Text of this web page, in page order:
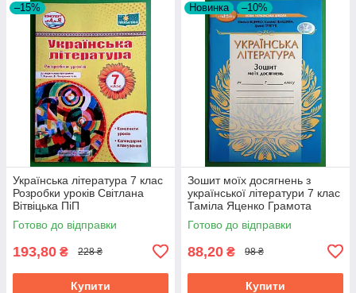
–15%
Українська література 7 клас
Розробки уроків Світлана
Вітвіцька ПіП
Готово до відправки
193,80 ₴ 228 ₴
Купити
Новинка –10%
Зошит моїх досягнень з
української літератури 7 клас
Таміла Яценко Грамота
Готово до відправки
88,20 ₴ 98 ₴
Купити